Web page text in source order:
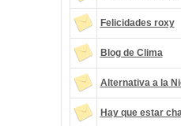
Felicidades roxy
Blog de Clima
Alternativa a la
Hay que estar